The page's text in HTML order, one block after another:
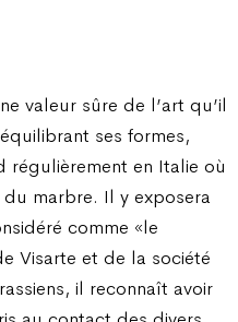
valeur sûre de l’art qu’il
ses formes,
régulièrement en Italie où
marbre. Il y exposera
comme «le
Visarte et de la société
il reconnaît avoir